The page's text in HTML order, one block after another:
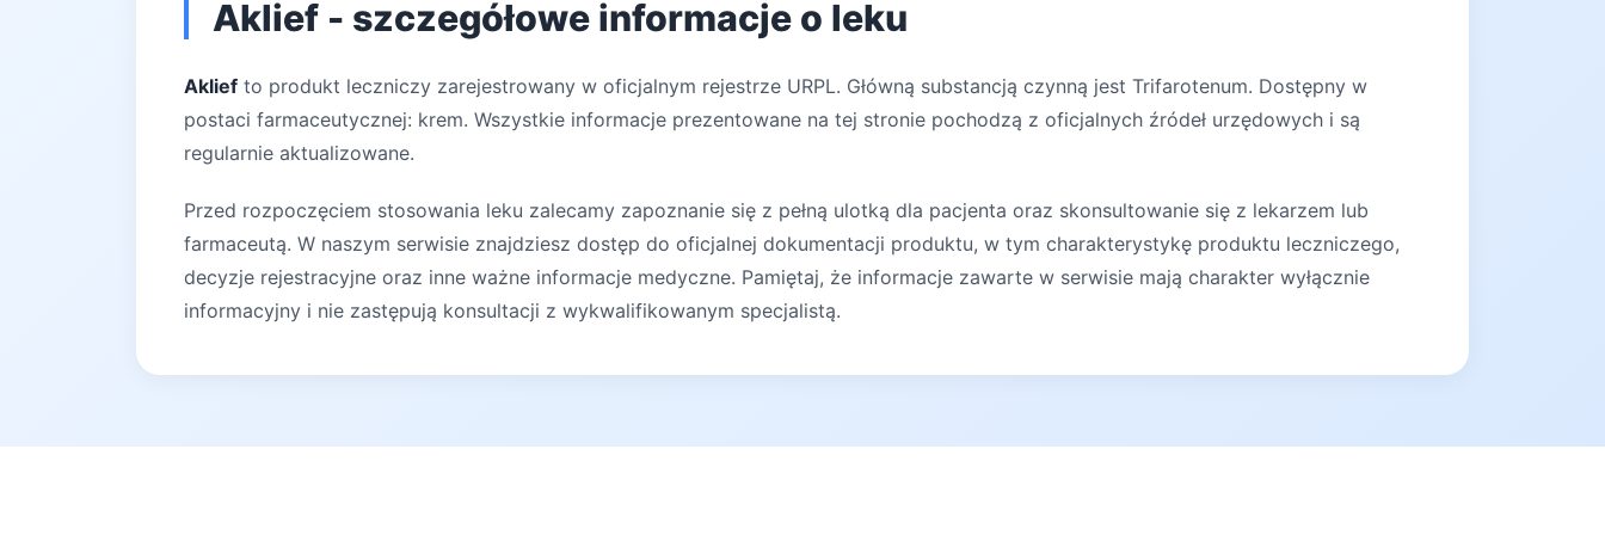
Aklief - szczegółowe informacje o leku
Aklief to produkt leczniczy zarejestrowany w oficjalnym rejestrze URPL. Główną substancją czynną jest Trifarotenum. Dostępny w
postaci farmaceutycznej: krem. Wszystkie informacje prezentowane na tej stronie pochodzą z oficjalnych źródeł urzędowych i są
regularnie aktualizowane.
Przed rozpoczęciem stosowania leku zalecamy zapoznanie się z pełną ulotką dla pacjenta oraz skonsultowanie się z lekarzem lub
farmaceutą. W naszym serwisie znajdziesz dostęp do oficjalnej dokumentacji produktu, w tym charakterystykę produktu leczniczego,
decyzje rejestracyjne oraz inne ważne informacje medyczne. Pamiętaj, że informacje zawarte w serwisie mają charakter wyłącznie
informacyjny i nie zastępują konsultacji z wykwalifikowanym specjalistą.